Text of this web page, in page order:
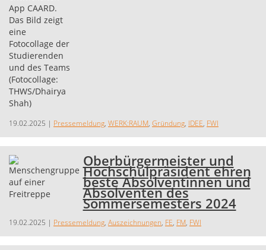
19.02.2025 | Pressemeldung, WERK:RAUM, Gründung, IDEE, FWI
Oberbürgermeister und
Hochschulpräsident ehren
beste Absolventinnen und
Absolventen des
Sommersemesters 2024
19.02.2025 | Pressemeldung, Auszeichnungen, FE, FM, FWI